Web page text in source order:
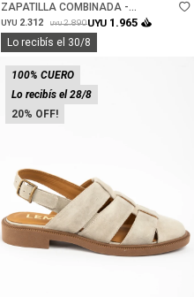
ZAPATILLA COMBINADA -
CHOCOLATE
UYU 2.312 UYU 2.890UYU 1.965
Lo recibís el 30/8
20
100% CUERO
Lo recibís el 28/8